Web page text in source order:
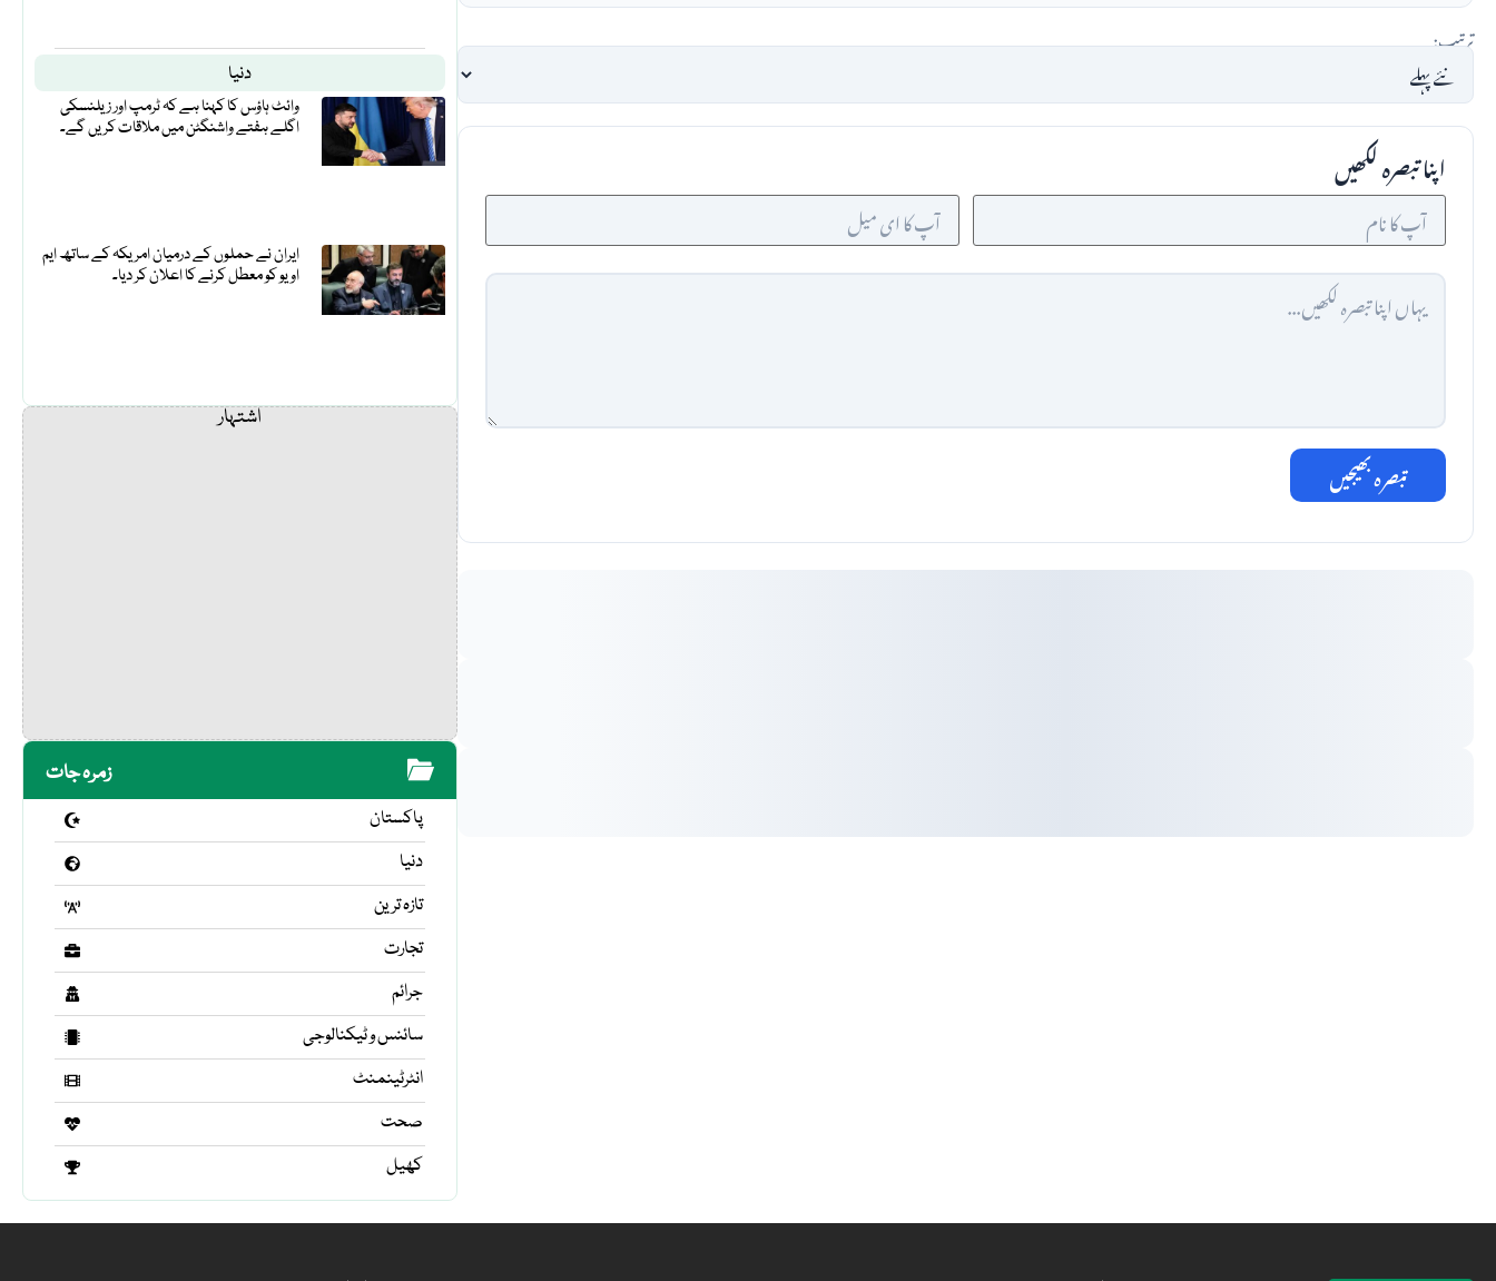
دنیا
وائٹ ہاؤس کا کہنا ہے کہ ٹرمپ اور زیلنسکی
اگلے ہفتے واشنگٹن میں ملاقات کریں گے۔
ایران نے حملوں کے درمیان امریکہ کے ساتھ ایم
او یو کو معطل کرنے کا اعلان کر دیا۔
اشتہار
زمرہ جات
پاکستان
دنیا
تازہ ترین
تجارت
جرائم
سائنس و ٹیکنالوجی
انٹرٹینمنٹ
صحت
کھیل
ترتیب:
اپنا تبصرہ لکھیں
تبصرہ بھیجیں